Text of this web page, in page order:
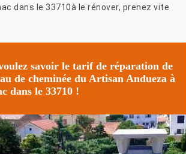
dans le 33710à le rénover, prenez vite
savoir le tarif de réparation de
de cheminée du Artisan Andueza à
dans le 33710 !